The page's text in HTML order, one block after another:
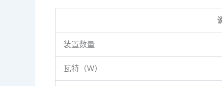
装置数量
瓦特（W）